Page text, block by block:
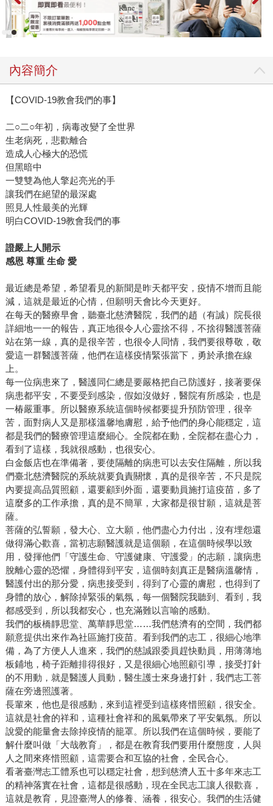
內容簡介
【COVID-19教會我們的事】
二○二○年初，病毒改變了全世界
生老病死，悲歡離合
造成人心極大的恐慌
但黑暗中
一雙雙為他人擎起亮光的手
讓我們在絕望的最深處
照見人性最美的光輝
明白COVID-19教會我們的事
證嚴上人開示
感恩 尊重 生命 愛
最近總是希望，希望看見的新聞是昨天都平安，疫情不增而且能
減，這就是最近的心情，但願明天會比今天更好。
在每天的醫療早會，聽臺北慈濟醫院，我們的趙（有誠）院長很
詳細地一一的報告，真正地很令人心靈捨不得，不捨得醫護菩薩
站在第一線，真的是很辛苦，也很令人同情，我們要很尊敬，敬
愛這一群醫護菩薩，他們在這樣疫情緊張當下，勇於承擔在線
上。
每一位病患來了，醫護同仁總是要嚴格把自己防護好，接著要保
病患都平安，不要受到感染，假如沒做好，醫院有所感染，也是
一椿嚴重事。所以醫療系統這個時候都要提升預防管理，很辛
苦，面對病人又是那樣溫馨地膚慰，給予他們的身心能穩定，這
都是我們的醫療管理這麼細心。全院都在動，全院都在盡心力，
看到了這樣，我就很感動，也很安心。
白金飯店也在準備著，要使隔離的病患可以去安住隔離，所以我
們臺北慈濟醫院的系統就要負責關懷，真的是很辛苦，不只是院
內要提高品質照顧，還要顧到外面，還要動員施打這疫苗，多了
這麼多的工作承擔，真的是不簡單，大家都是很甘願，這就是菩
薩。
菩薩的弘誓願，發大心、立大願，他們盡心力付出，沒有埋怨還
做得滿心歡喜，當初志願醫護就是這個願，在這個時候學以致
用，發揮他們「守護生命、守護健康、守護愛」的志願，讓病患
脫離心靈的恐懼，身體得到平安，這個時刻真正是醫病溫馨情，
醫護付出的那分愛，病患接受到，得到了心靈的膚慰，也得到了
身體的放心，解除掉緊張的氣氛，每一個醫院我聽到、看到，我
都感受到，所以我都安心，也充滿難以言喻的感動。
我們的板橋靜思堂、萬華靜思堂……我們慈濟有的空間，我們都
願意提供出來作為社區施打疫苗。看到我們的志工，很細心地準
備，為了方便人人進來，我們的慈誠跟委員趕快動員，用薄薄地
板鋪地，椅子距離排得很好，又是很細心地照顧引導，接受打針
的不用動，就是醫護人員動，醫生護士來身邊打針，我們志工菩
薩在旁邊照護著。
長輩來，他也是很感動，來到這裡受到這樣疼惜照顧，很安全。
這就是社會的祥和，這種社會祥和的風氣帶來了平安氣氛。所以
說愛的能量會去除掉疫情的籠罩。所以我們在這個時候，要能了
解什麼叫做「大哉教育」，都是在教育我們要用什麼態度，人與
人之間來疼惜照顧，這需要合和互協的社會，全民合心。
看著臺灣志工體系也可以穩定社會，想到慈濟人五十多年來志工
的精神落實在社會，這都是很感動，現在全民志工讓人很歡喜，
這就是教育，見證臺灣人的修養、涵養，很安心。我們的生活健